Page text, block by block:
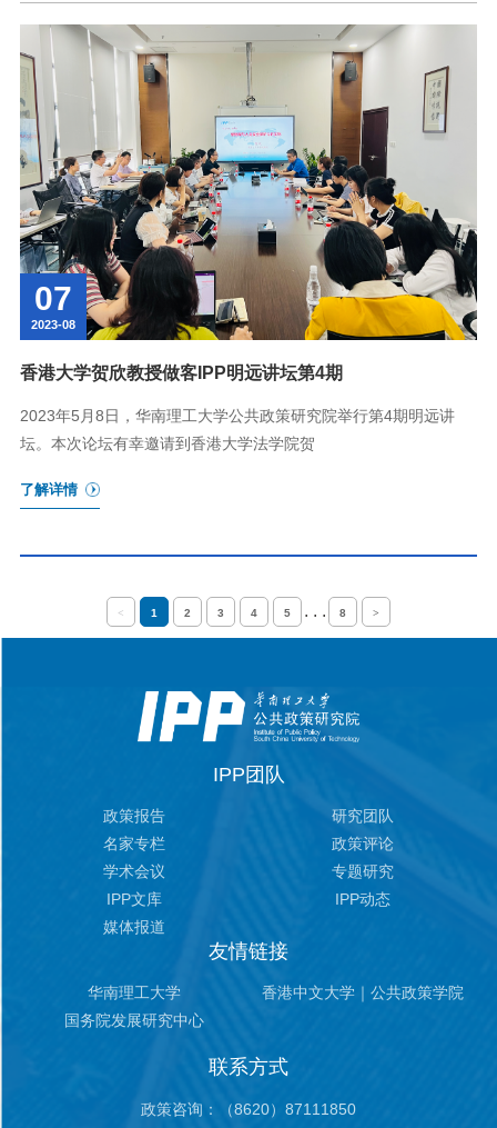
07
2023-08
香港大学贺欣教授做客IPP明远讲坛第4期
2023年5月8日，华南理工大学公共政策研究院举行第4期明远讲
坛。本次论坛有幸邀请到香港大学法学院贺
了解详情
< 1 2 3 4 5 . . . 8 >
IPP团队
政策报告
研究团队
名家专栏
政策评论
学术会议
专题研究
IPP文库
IPP动态
媒体报道
友情链接
华南理工大学
香港中文大学｜公共政策学院
国务院发展研究中心
联系方式
政策咨询：（8620）87111850